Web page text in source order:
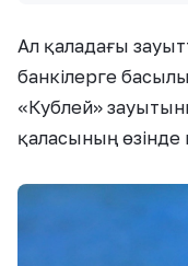
Ал қаладағы
банкілерге
«Кублей»
қаласының